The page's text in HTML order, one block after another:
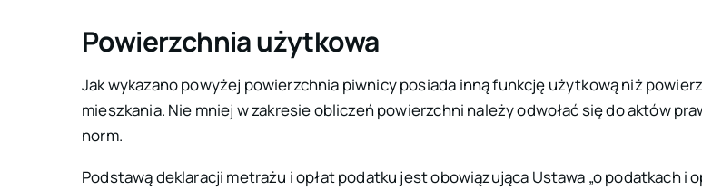
Powierzchnia użytkowa
Jak wykazano powyżej powierzchnia piwnicy posiada inną funkcję użytkową niż
mieszkania. Nie mniej w zakresie obliczeń powierzchni należy odwołać się do aktów
norm.
Podstawą deklaracji metrażu i opłat podatku jest obowiązująca Ustawa „o podatkach i